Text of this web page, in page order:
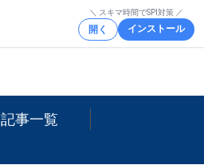
＼ スキマ時間でSPI対策 ／
開く インストール
記事一覧